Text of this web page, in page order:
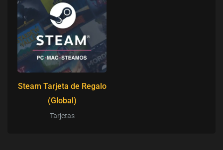
Steam Tarjeta de Regalo
(Global)
Tarjetas